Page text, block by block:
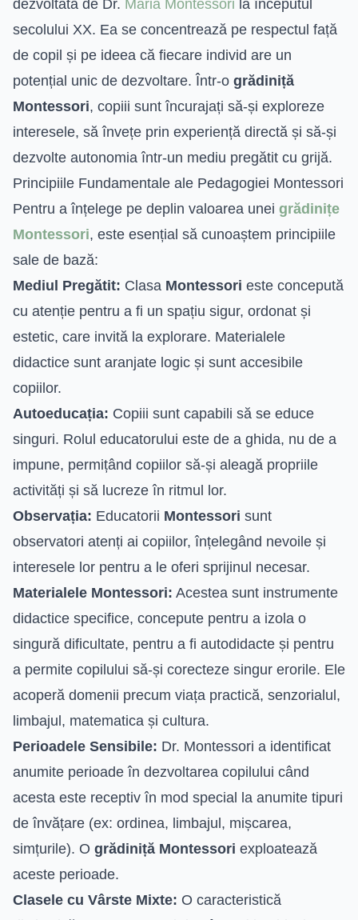
dezvoltată de Dr. Maria Montessori la începutul
secolului XX. Ea se concentrează pe respectul față
de copil și pe ideea că fiecare individ are un
potențial unic de dezvoltare. Într-o grădiniță
Montessori, copiii sunt încurajați să-și exploreze
interesele, să învețe prin experiență directă și să-și
dezvolte autonomia într-un mediu pregătit cu grijă.
Principiile Fundamentale ale Pedagogiei Montessori
Pentru a înțelege pe deplin valoarea unei grădinițe
Montessori, este esențial să cunoaștem principiile
sale de bază:
Mediul Pregătit: Clasa Montessori este concepută
cu atenție pentru a fi un spațiu sigur, ordonat și
estetic, care invită la explorare. Materialele
didactice sunt aranjate logic și sunt accesibile
copiilor.
Autoeducația: Copiii sunt capabili să se educe
singuri. Rolul educatorului este de a ghida, nu de a
impune, permițând copiilor să-și aleagă propriile
activități și să lucreze în ritmul lor.
Observația: Educatorii Montessori sunt
observatori atenți ai copiilor, înțelegând nevoile și
interesele lor pentru a le oferi sprijinul necesar.
Materialele Montessori: Acestea sunt instrumente
didactice specifice, concepute pentru a izola o
singură dificultate, pentru a fi autodidacte și pentru
a permite copilului să-și corecteze singur erorile. Ele
acoperă domenii precum viața practică, senzorialul,
limbajul, matematica și cultura.
Perioadele Sensibile: Dr. Montessori a identificat
anumite perioade în dezvoltarea copilului când
acesta este receptiv în mod special la anumite tipuri
de învățare (ex: ordinea, limbajul, mișcarea,
simțurile). O grădiniță Montessori exploatează
aceste perioade.
Clasele cu Vârste Mixte: O caracteristică